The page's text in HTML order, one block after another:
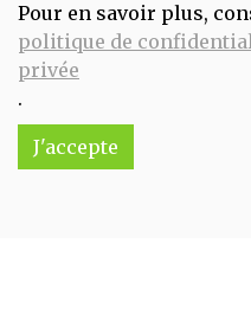
Pour en savoir plus,
politique de
privée
.
J'accepte
Gourde banane coco
Réception souhaitée le